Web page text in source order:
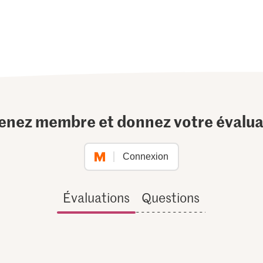
membre et donnez votre
Connexion
Évaluations Questions